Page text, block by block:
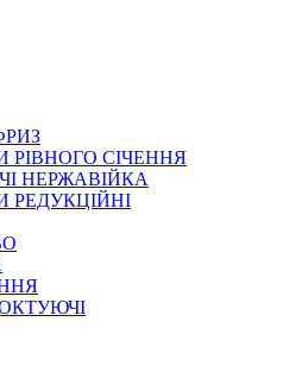
РІВНОГО СІЧЕННЯ
НЕРЖАВІЙКА
РЕДУКЦІЙНІ